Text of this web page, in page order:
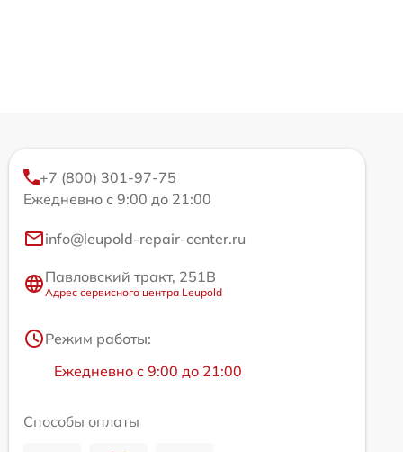
+7 (800) 301-97-75
Ежедневно с 9:00 до 21:00
info@leupold-repair-center.ru
Павловский тракт, 251В
Адрес сервисного центра Leupold
Режим работы:
Ежедневно с 9:00 до 21:00
Способы оплаты